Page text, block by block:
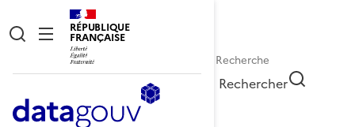
RÉPUBLIQUE
FRANÇAISE
Rechercher